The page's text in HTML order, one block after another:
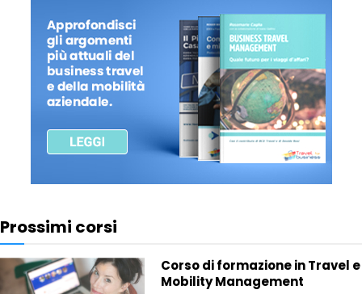
Prossimi corsi
Corso di formazione in Travel e
Mobility Management